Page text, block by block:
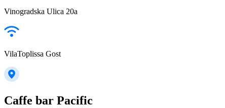
Vinogradska Ulica 20a
VilaToplissa Gost
Caffe bar Pacific